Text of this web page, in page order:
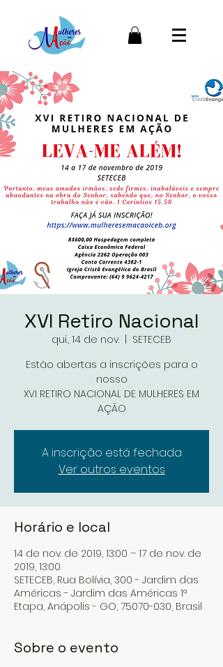
XVI Retiro Nacional
qui., 14 de nov.
SETECEB
Estão abertas a inscrições para o
nosso
XVI RETIRO NACIONAL DE MULHERES EM
AÇÃO
A inscrição está fechada
Ver outros eventos
Horário e local
14 de nov. de 2019, 13:00 – 17 de nov. de
2019, 13:00
SETECEB, Rua Bolívia, 300 - Jardim das
Américas - Jardim das Américas 1ª
Etapa, Anápolis - GO, 75070-030, Brasil
Sobre o evento